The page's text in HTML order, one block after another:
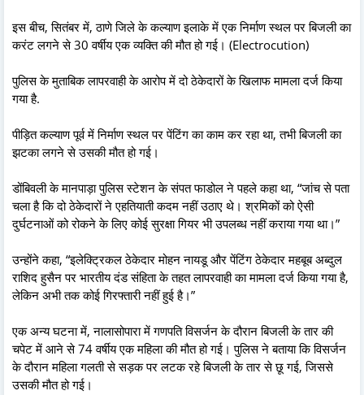
इस बीच, सितंबर में, ठाणे जिले के कल्याण इलाके में एक निर्माण स्थल पर बिजली का
करंट लगने से 30 वर्षीय एक व्यक्ति की मौत हो गई। (Electrocution)
पुलिस के मुताबिक लापरवाही के आरोप में दो ठेकेदारों के खिलाफ मामला दर्ज किया
गया है.
पीड़ित कल्याण पूर्व में निर्माण स्थल पर पेंटिंग का काम कर रहा था, तभी बिजली का
झटका लगने से उसकी मौत हो गई।
डोंबिवली के मानपाड़ा पुलिस स्टेशन के संपत फाडोल ने पहले कहा था, “जांच से पता
चला है कि दो ठेकेदारों ने एहतियाती कदम नहीं उठाए थे। श्रमिकों को ऐसी
दुर्घटनाओं को रोकने के लिए कोई सुरक्षा गियर भी उपलब्ध नहीं कराया गया था।”
उन्होंने कहा, “इलेक्ट्रिकल ठेकेदार मोहन नायडू और पेंटिंग ठेकेदार महबूब अब्दुल
राशिद हुसैन पर भारतीय दंड संहिता के तहत लापरवाही का मामला दर्ज किया गया है,
लेकिन अभी तक कोई गिरफ्तारी नहीं हुई है।”
एक अन्य घटना में, नालासोपारा में गणपति विसर्जन के दौरान बिजली के तार की
चपेट में आने से 74 वर्षीय एक महिला की मौत हो गई। पुलिस ने बताया कि विसर्जन
के दौरान महिला गलती से सड़क पर लटक रहे बिजली के तार से छू गई, जिससे
उसकी मौत हो गई।